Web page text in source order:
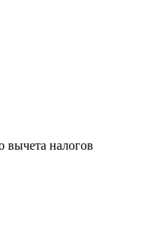
вычета налогов